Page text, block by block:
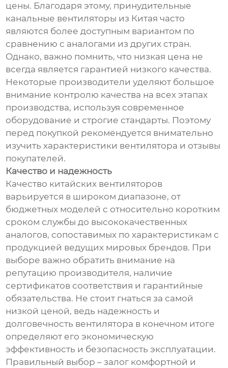
цены. Благодаря этому, принудительные
канальные вентиляторы из Китая часто
являются более доступным вариантом по
сравнению с аналогами из других стран.
Однако, важно помнить, что низкая цена не
всегда является гарантией низкого качества.
Некоторые производители уделяют большое
внимание контролю качества на всех этапах
производства, используя современное
оборудование и строгие стандарты. Поэтому
перед покупкой рекомендуется внимательно
изучить характеристики вентилятора и отзывы
покупателей.
Качество и надежность
Качество китайских вентиляторов
варьируется в широком диапазоне, от
бюджетных моделей с относительно коротким
сроком службы до высококачественных
аналогов, сопоставимых по характеристикам с
продукцией ведущих мировых брендов. При
выборе важно обратить внимание на
репутацию производителя, наличие
сертификатов соответствия и гарантийные
обязательства. Не стоит гнаться за самой
низкой ценой, ведь надежность и
долговечность вентилятора в конечном итоге
определяют его экономическую
эффективность и безопасность эксплуатации.
Правильный выбор – залог комфортной и